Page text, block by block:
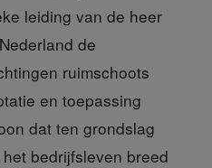
leiding van de heer
de
ruimschoots
en toepassing
dat ten grondslag
bedrijfsleven breed